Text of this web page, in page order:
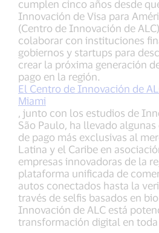
cumplen cinco años desde
Innovación de Visa para
(Centro de Innovación de
colaborar con instituciones
gobiernos y startups para
crear la próxima generación
pago en la región.
El Centro de Innovación de
Miami
, junto con los estudios de
São Paulo, ha llevado
de pago más exclusivas al
Latina y el Caribe en
empresas innovadoras de la
plataforma unificada de
autos conectados hasta la
través de selfis basados en
Innovación de ALC está
transformación digital en toda